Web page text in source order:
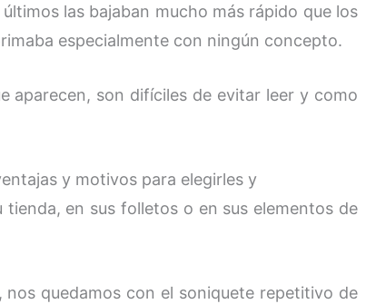
las bajaban mucho más rápido que los
especialmente con ningún concepto.
aparecen, son difíciles de evitar leer y como
y motivos para elegirles y
en sus folletos o en sus elementos de
quedamos con el soniquete repetitivo de